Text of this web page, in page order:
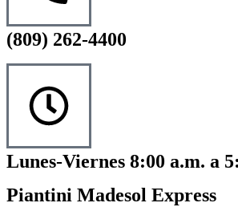
(809) 262-4400
Lunes-Viernes 8:00 a.m. a
Piantini Madesol Express